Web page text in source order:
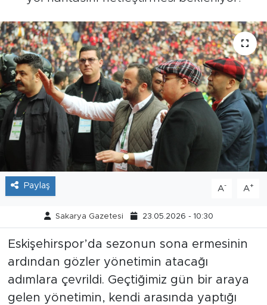
Paylaş A- A+
Sakarya Gazetesi 23.05.2026 - 10:30
Eskişehirspor’da sezonun sona ermesinin
ardından gözler yönetimin atacağı
adımlara çevrildi. Geçtiğimiz gün bir araya
gelen yönetimin, kendi arasında yaptığı
Kültür Sanat
Tarihçe
Resmi İlanlar
Söyleşi
Foto Şaka
Teknoloji
Politika
Haber Arşivi